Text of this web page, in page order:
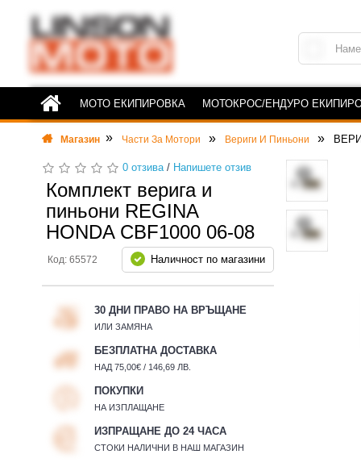
МОТО ЕКИПИРОВКА МОТОКРОС/ЕНДУРО
Магазин Части За Мотори Вериги И Пиньони
0 отзива/ Напишете отзив
Комплект верига и
пиньони REGINA
HONDA CBF1000 06-08
Код: 65572 Наличност по магазини
30 ДНИ ПРАВО НА ВРЪЩАНЕ
ИЛИ ЗАМЯНА
БЕЗПЛАТНА ДОСТАВКА
НАД 75,00€ / 146,69 ЛВ.
ПОКУПКИ
НА ИЗПЛАЩАНЕ
ИЗПРАЩАНЕ ДО 24 ЧАСА
СТОКИ НАЛИЧНИ В НАШ МАГАЗИН